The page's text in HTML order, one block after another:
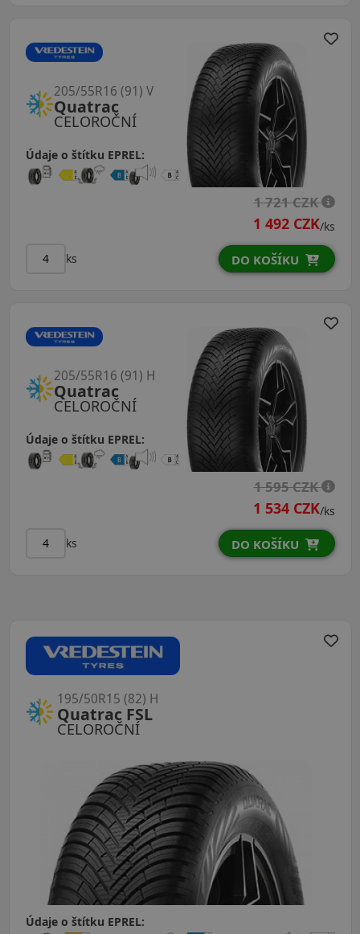
CELOROČNÍ
Quatrac
205/55R16 (91) V
Údaje o štítku EPREL:
1 721 CZK
1 492 CZK/ks
ks DO KOŠÍKU
CELOROČNÍ
Quatrac
205/55R16 (91) H
Údaje o štítku EPREL:
1 595 CZK
1 534 CZK/ks
ks DO KOŠÍKU
CELOROČNÍ
Quatrac FSL
195/50R15 (82) H
Údaje o štítku EPREL: